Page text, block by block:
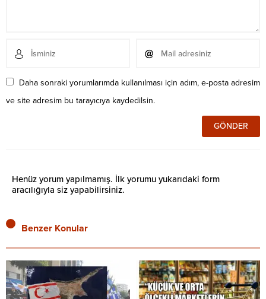
Daha sonraki yorumlarımda kullanılması için adım, e-posta adresim
ve site adresim bu tarayıcıya kaydedilsin.
Henüz yorum yapılmamış. İlk yorumu yukarıdaki form
aracılığıyla siz yapabilirsiniz.
Benzer Konular